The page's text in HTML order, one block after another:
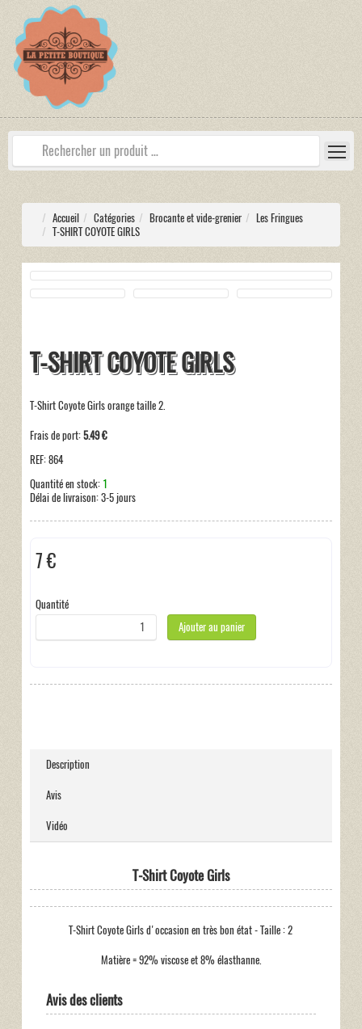
Accueil Catégories Brocante et vide-grenier
Les Fringues
T-SHIRT COYOTE GIRLS
T-SHIRT COYOTE GIRLS
T-Shirt Coyote Girls orange taille 2.
Frais de port:5.49 €
REF:864
Quantité en stock: 1
Délai de livraison:3-5 jours
7 €
Quantité
Ajouter au panier
Description
Avis
Vidéo
T-Shirt Coyote Girls
T-Shirt Coyote Girls d'occasion en très bon état - Taille : 2
Matière = 92% viscose et 8% élasthanne.
Avis des clients